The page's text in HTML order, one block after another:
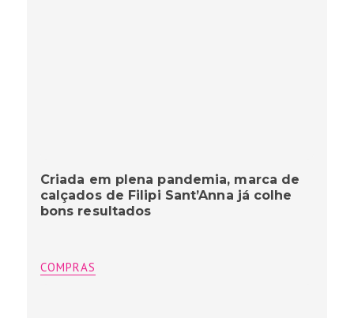
Criada em plena pandemia, marca de
calçados de Filipi Sant’Anna já colhe
bons resultados
COMPRAS